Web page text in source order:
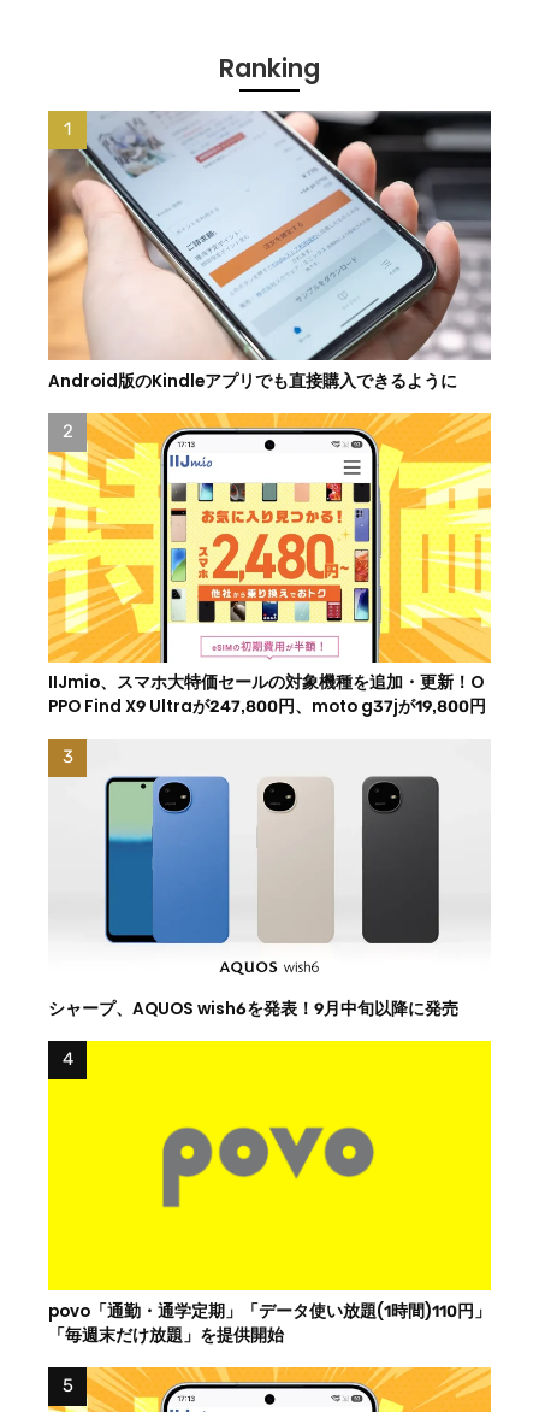
Ranking
Android版のKindleアプリでも直接購入できるように
IIJmio、スマホ大特価セールの対象機種を追加・更新！O
PPO Find X9 Ultraが247,800円、moto g37jが19,800円
シャープ、AQUOS wish6を発表！9月中旬以降に発売
povo「通勤・通学定期」「データ使い放題(1時間)110円」
「毎週末だけ放題」を提供開始